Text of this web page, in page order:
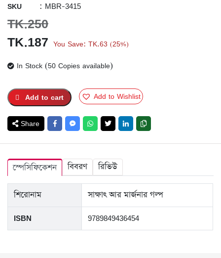
SKU : MBR-3415
TK.250
Original
price
TK.250.
TK.187 Current
price
TK.187.
You Save: TK.63 (25%)
In Stock (50 Copies available)
Add to cart Add to Wishlist
Share
স্পেসিফিকেশন বিবরণ রিভিউ
শিরোনাম সাক্ষাৎ আর মার্জনার গল্প
ISBN 9789849436454